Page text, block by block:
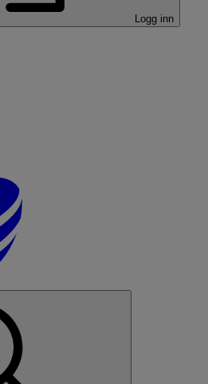
Logg inn